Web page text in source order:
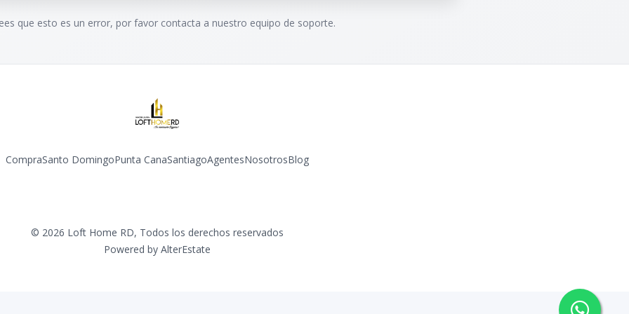
que esto es un error, por favor contacta a nuestro equipo de soporte.
CompraSanto DomingoPunta CanaSantiagoAgentesNosotrosBlog
© 2026 Loft Home RD, Todos los derechos reservados
Powered by AlterEstate